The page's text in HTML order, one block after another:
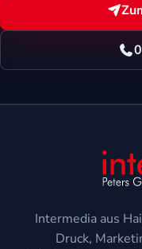
Intermedia aus
Druck,